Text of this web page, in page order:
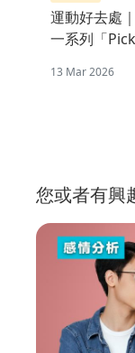
運動好去處
一系列「
13 Mar 2026
您或者有興